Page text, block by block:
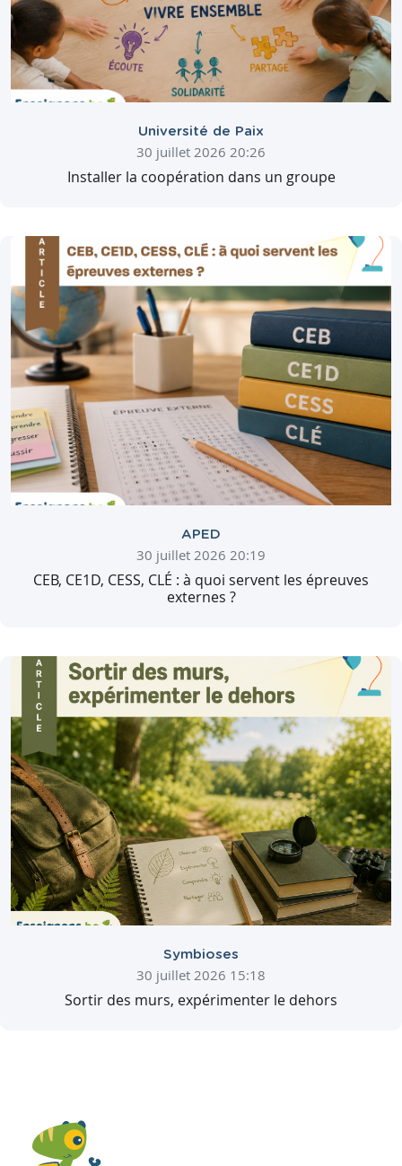
Université de Paix
30 juillet 2026 20:26
Installer la coopération dans un groupe
APED
30 juillet 2026 20:19
CEB, CE1D, CESS, CLÉ : à quoi servent les épreuves
externes ?
Symbioses
30 juillet 2026 15:18
Sortir des murs, expérimenter le dehors